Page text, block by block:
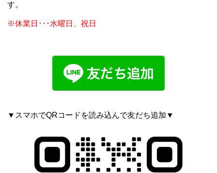
す。
※休業日･･･水曜日、祝日
▼スマホでQRコードを読み込んで友だち追加▼